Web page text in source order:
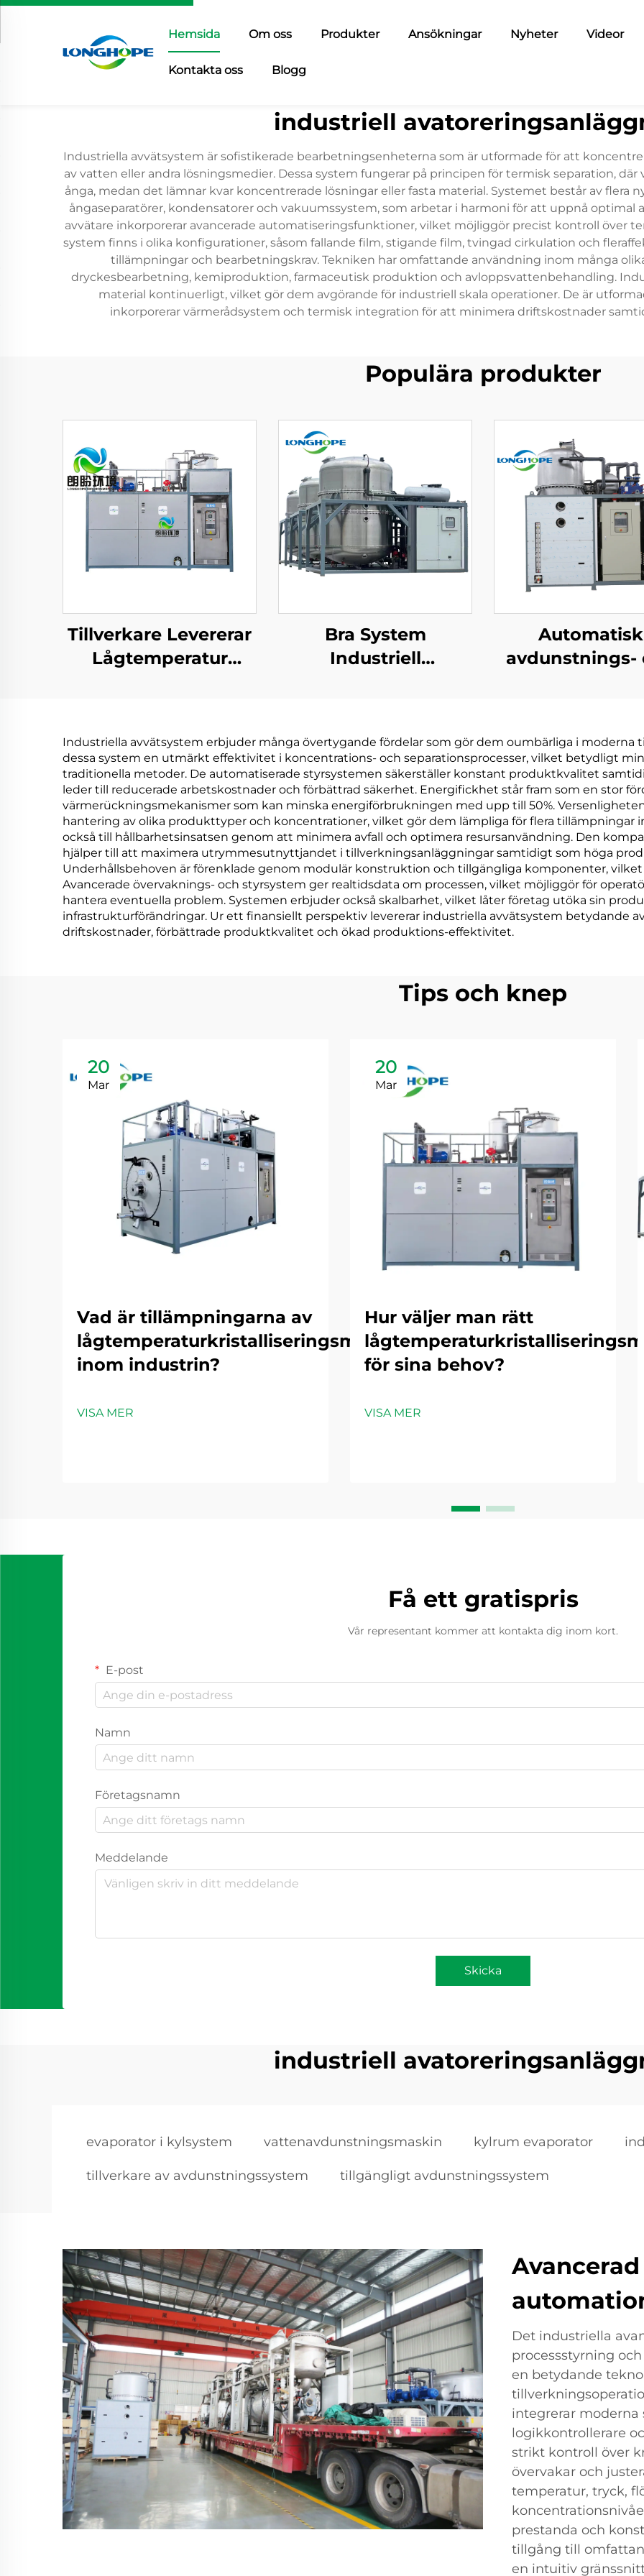
Hemsida Om oss Produkter Ansökningar Nyheter Videor
Kontakta oss Blogg
industriell
Industriella avvätsystem är sofistikerade bearbetningsenheterna som är utformade för att
av vatten eller andra lösningsmedier. Dessa system fungerar på principen för termisk separation,
ånga, medan det lämnar kvar koncentrerade lösningar eller fasta material. Systemet består av flera
ångaseparatörer, kondensatorer och vakuumssystem, som arbetar i harmoni för att uppnå
avvätare inkorporerar avancerade automatiseringsfunktioner, vilket möjliggör precist kontroll över
system finns i olika konfigurationer, såsom fallande film, stigande film, tvingad cirkulation och
tillämpningar och bearbetningskrav. Tekniken har omfattande användning inom många
dryckesbearbetning, kemiproduktion, farmaceutisk produktion och avloppsvattenbehandling.
material kontinuerligt, vilket gör dem avgörande för industriell skala operationer. De är
inkorporerar värmerådsystem och termisk integration för att minimera driftskostnader
Populära produkter
Tillverkare Levererar
Lågtemperatur
Bra System
Industriell
Effluent
avfallsvattenåtervinning
maskin
Automatisk
avdunstnings-
deponifukt
Industriella avvätsystem erbjuder många övertygande fördelar som gör dem oumbärliga i moderna
dessa system en utmärkt effektivitet i koncentrations- och separationsprocesser, vilket betydligt
traditionella metoder. De automatiserade styrsystemen säkerställer konstant produktkvalitet
leder till reducerade arbetskostnader och förbättrad säkerhet. Energifickhet står fram som en stor
värmerückningsmekanismer som kan minska energiförbrukningen med upp till 50%.
hantering av olika produkttyper och koncentrationer, vilket gör dem lämpliga för flera tillämpningar
också till hållbarhetsinsatsen genom att minimera avfall och optimera resursanvändning. Den
hjälper till att maximera utrymmesutnyttjandet i tillverkningsanläggningar samtidigt som höga
Underhållsbehoven är förenklade genom modulär konstruktion och tillgängliga komponenter,
Avancerade övervaknings- och styrsystem ger realtidsdata om processen, vilket möjliggör för
hantera eventuella problem. Systemen erbjuder också skalbarhet, vilket låter företag utöka sin
infrastrukturförändringar. Ur ett finansiellt perspektiv levererar industriella avvätsystem betydande
driftskostnader, förbättrade produktkvalitet och ökad produktions-effektivitet.
Tips och knep
20
Mar
Vad är tillämpningarna av
lågtemperaturkristalliseringsmaskiner
inom industrin?
VISA MER
20
Mar
Hur väljer man rätt
för sina behov?
VISA MER
Få ett gratispris
Vår representant kommer att kontakta dig inom kort.
E-post
Namn
Företagsnamn
Meddelande
Skicka
industriell
evaporator i kylsystem vattenavdunstningsmaskin kylrum evaporator
tillverkare av avdunstningssystem tillgängligt avdunstningssystem
Det industriella
processstyrning
en betydande
integrerar moderna
logikkontrollerare
strikt kontroll över
övervakar och
temperatur, tryck,
prestanda och
tillgång till
en intuitiv